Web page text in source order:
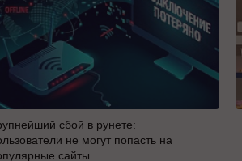
сбой в рунете:
не могут попасть на
сайты